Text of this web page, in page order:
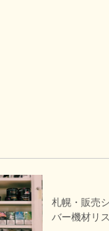
札幌・販売
バー機材リ